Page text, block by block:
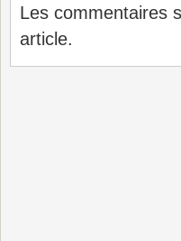
Les commentaires
article.